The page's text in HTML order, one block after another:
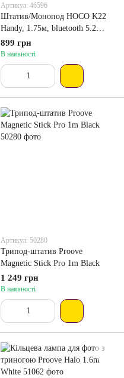
Артикул: 46596
Штатив/Монопод HOCO K22
Handy, 1.75м, bluetooth 5.2
Black
899 грн
В наявності
Артикул: 50280
Трипод-штатив Proove
Magnetic Stick Pro 1m Black
1 249 грн
В наявності